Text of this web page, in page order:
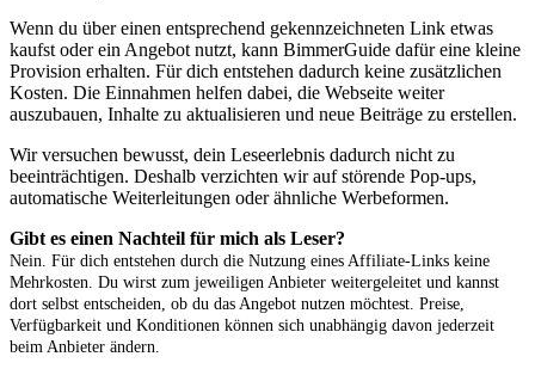
Wenn du über einen entsprechend gekennzeichneten Link etwas
kaufst oder ein Angebot nutzt, kann BimmerGuide dafür eine kleine
Provision erhalten. Für dich entstehen dadurch keine zusätzlichen
Kosten. Die Einnahmen helfen dabei, die Webseite weiter
auszubauen, Inhalte zu aktualisieren und neue Beiträge zu erstellen.
Wir versuchen bewusst, dein Leseerlebnis dadurch nicht zu
beeinträchtigen. Deshalb verzichten wir auf störende Pop-ups,
automatische Weiterleitungen oder ähnliche Werbeformen.
Gibt es einen Nachteil für mich als Leser?
Nein. Für dich entstehen durch die Nutzung eines Affiliate-Links keine
Mehrkosten. Du wirst zum jeweiligen Anbieter weitergeleitet und kannst
dort selbst entscheiden, ob du das Angebot nutzen möchtest. Preise,
Verfügbarkeit und Konditionen können sich unabhängig davon jederzeit
beim Anbieter ändern.